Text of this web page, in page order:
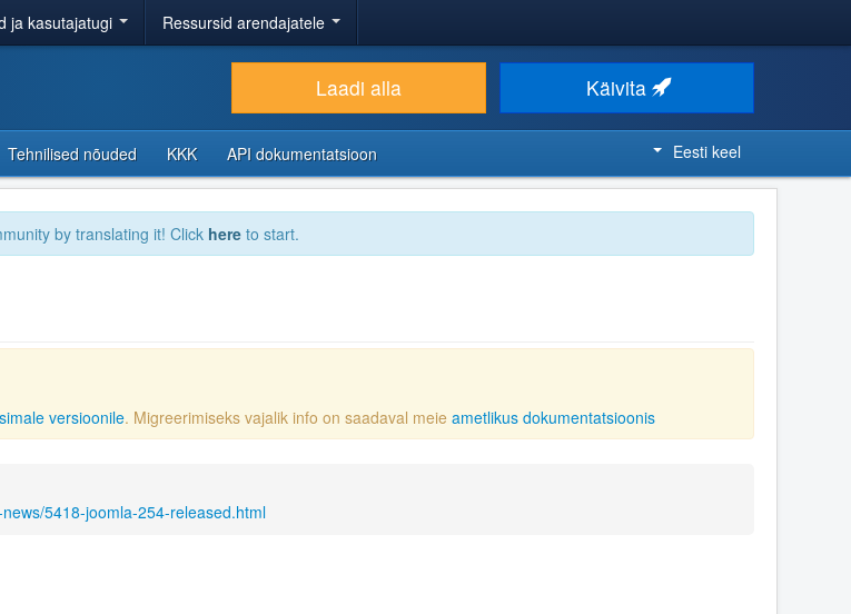
ja kasutajatugi Ressursid arendajatele
Laadi alla Käivita
Tehnilised nõuded KKK API dokumentatsioon Eesti keel
by translating it! Click here to start.
versioonile. Migreerimiseks vajalik info on saadaval meie ametlikus dokumentatsioonis
5418-joomla-254-released.html